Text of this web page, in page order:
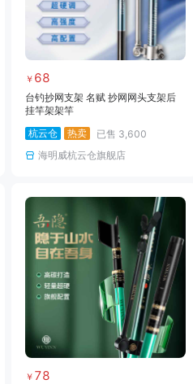
￥ 68
台钓抄网支架 名赋 抄网网头支架后
挂竿架架竿
杭云仓
热卖 已售 3,600
海明威杭云仓旗舰店
￥ 78